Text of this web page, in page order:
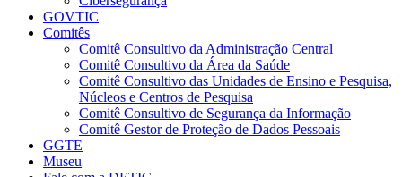
GOVTIC
Comitês
Comitê Consultivo da Administração Central
Comitê Consultivo da Área da Saúde
Comitê Consultivo das Unidades de Ensino e Pesquisa,
Núcleos e Centros de Pesquisa
Comitê Consultivo de Segurança da Informação
Comitê Gestor de Proteção de Dados Pessoais
GGTE
Museu